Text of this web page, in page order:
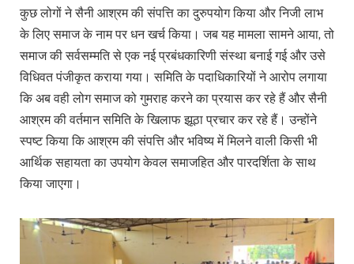
कुछ लोगों ने सैनी आश्रम की संपत्ति का दुरुपयोग किया और निजी लाभ
के लिए समाज के नाम पर धन खर्च किया। जब यह मामला सामने आया, तो
समाज की सर्वसम्मति से एक नई प्रबंधकारिणी संस्था बनाई गई और उसे
विधिवत पंजीकृत कराया गया। समिति के पदाधिकारियों ने आरोप लगाया
कि अब वही लोग समाज को गुमराह करने का प्रयास कर रहे हैं और सैनी
आश्रम की वर्तमान समिति के खिलाफ झूठा प्रचार कर रहे हैं। उन्होंने
स्पष्ट किया कि आश्रम की संपत्ति और भविष्य में मिलने वाली किसी भी
आर्थिक सहायता का उपयोग केवल समाजहित और पारदर्शिता के साथ
किया जाएगा।